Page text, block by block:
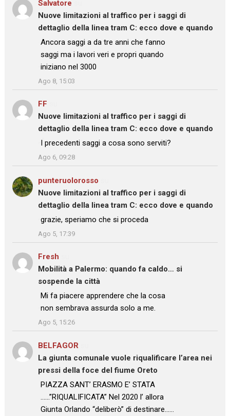
Salvatore
Nuove limitazioni al traffico per i saggi di
dettaglio della linea tram C: ecco dove e quando
: “
Ancora saggi a da tre anni che fanno
saggi ma i lavori veri e propri quando
iniziano nel 3000
”
Ago 8, 15:03
FF
Nuove limitazioni al traffico per i saggi di
dettaglio della linea tram C: ecco dove e quando
: “ I precedenti saggi a cosa sono serviti?
Ago 6, 09:28
punteruolorosso
Nuove limitazioni al traffico per i saggi di
dettaglio della linea tram C: ecco dove e quando
: “
grazie, speriamo che si proceda
”
Ago 5, 17:39
Fresh
Mobilità a Palermo: quando fa caldo… si
sospende la città
: “Mi fa piacere apprendere che la cosa
non sembrava assurda solo a me.
”
Ago 5, 15:26
BELFAGOR
La giunta comunale vuole riqualificare l’area nei
pressi della foce del fiume Oreto
: “
PIAZZA SANT’ ERASMO E’ STATA
……”RIQUALIFICATA” Nel 2020 l’ allora
Giunta Orlando “deliberò” di destinare……